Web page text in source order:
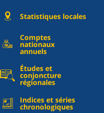
Statistiques locales
Comptes
nationaux
annuels
Études et
conjoncture
régionales
Indices et séries
chronologiques